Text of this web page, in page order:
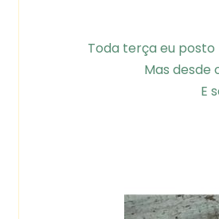
Toda terça eu
Mas desde
E